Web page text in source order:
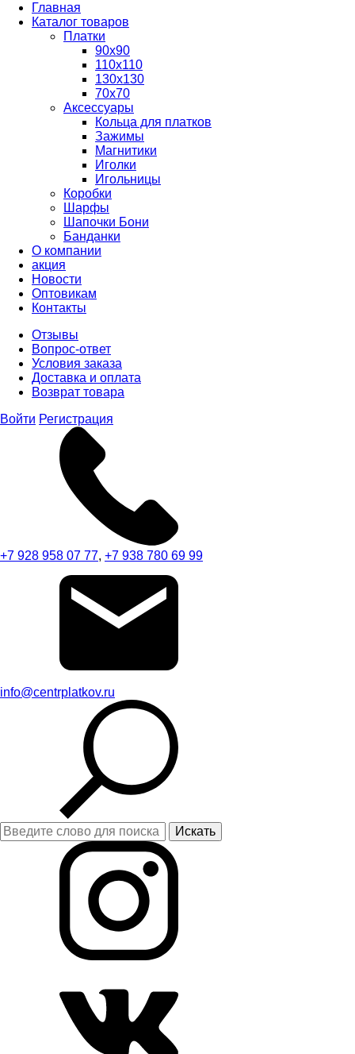
Главная
Каталог товаров
Платки
90x90
110x110
130x130
70х70
Аксессуары
Кольца для платков
Зажимы
Магнитики
Иголки
Игольницы
Коробки
Шарфы
Шапочки Бони
Банданки
О компании
акция
Новости
Оптовикам
Контакты
Отзывы
Вопрос-ответ
Условия заказа
Доставка и оплата
Возврат товара
Войти Регистрация
+7 928 958 07 77, +7 938 780 69 99
info@centrplatkov.ru